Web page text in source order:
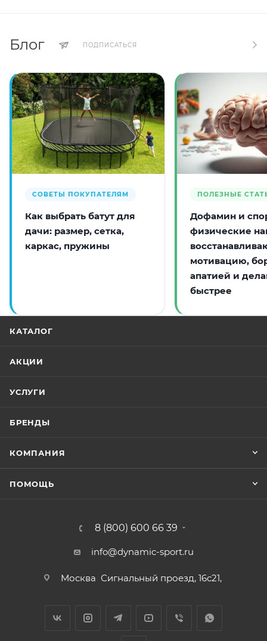
Блог ПОДПИСАТЬСЯ
СОВЕТЫ ПОКУПАТЕЛЯМ
Как выбрать батут для
дачи: размер, сетка,
каркас, пружины
ПОЛЕЗНЫЕ
Дофамин и
физические
мотивацию,
апатией и
быстрее
КАТАЛОГ
АКЦИИ
УСЛУГИ
БРЕНДЫ
КОМПАНИЯ
ПОМОЩЬ
8 (800) 600 66 39
info@dynamic-sport.ru
Москва Сигнальный проезд, 16с21,